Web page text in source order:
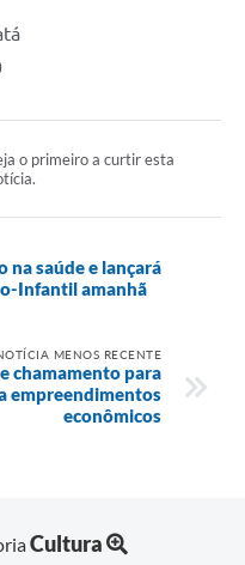
o primeiro a curtir esta
na saúde e lançará
Infantil amanhã
MENOS RECENTE
chamamento para
empreendimentos
econômicos
Cultura